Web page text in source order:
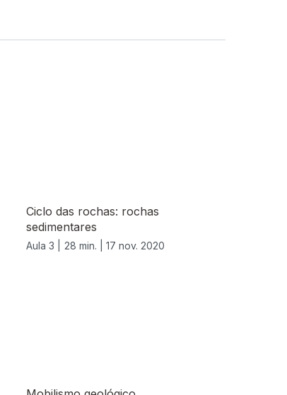
Ciclo das rochas: rochas
sedimentares
Aula 3 | 28 min. | 17 nov. 2020